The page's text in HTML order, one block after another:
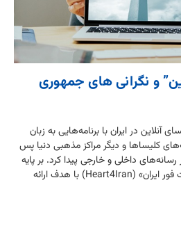
و نگرانی های جمهوری
در ایران با برنامه‌هایی به زبان
کلیساها و دیگر مراکز مذهبی دنیا پس
داخلی و خارجی پیدا کرد. بر پایه
گزارش منتشره ، موسسه «هارت فور ایران» (Heart4Iran) با هدف ارائه